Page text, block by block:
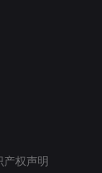
产权声明